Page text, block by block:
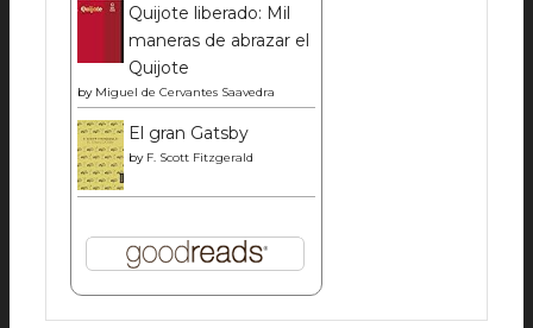
Quijote liberado: Mil
maneras de abrazar el
Quijote
by Miguel de Cervantes Saavedra
El gran Gatsby
by F. Scott Fitzgerald